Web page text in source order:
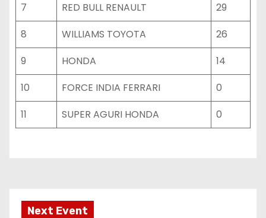
7
RED BULL RENAULT
29
8
WILLIAMS TOYOTA
26
9
HONDA
14
10
FORCE INDIA FERRARI
0
11
SUPER AGURI HONDA 0
Next Event